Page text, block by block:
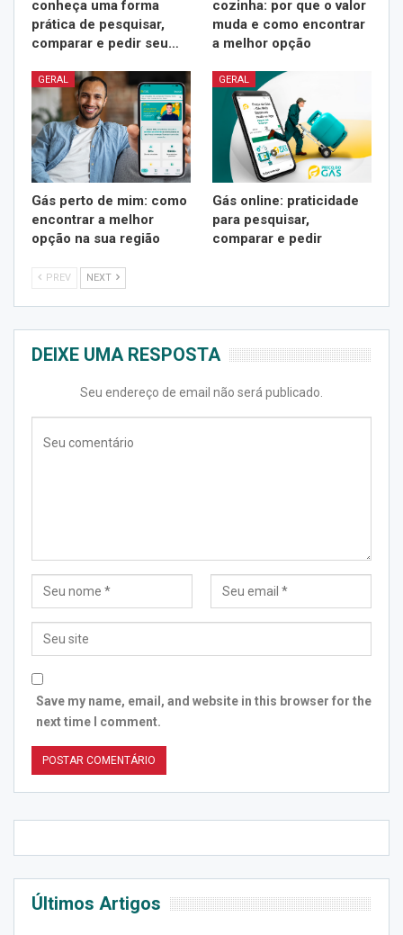
conheça uma forma
prática de pesquisar,
comparar e pedir seu…
cozinha: por que o valor
muda e como encontrar
a melhor opção
GERAL
Gás perto de mim: como
encontrar a melhor
opção na sua região
GERAL
Gás online: praticidade
para pesquisar,
comparar e pedir
PREV NEXT
DEIXE UMA RESPOSTA
Seu endereço de email não será publicado.
Save my name, email, and website in this browser for the
next time I comment.
Últimos Artigos